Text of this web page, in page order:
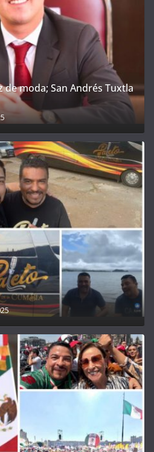
de moda; San Andrés Tuxtla